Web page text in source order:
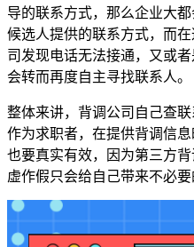
导的联系方式，那么企业大
候选人提供的联系方式，而
司发现电话无法接通，又或
会转而再度自主寻找联系人。
整体来讲，背调公司自己查
作为求职者，在提供背调信
也要真实有效，因为第三方
虚作假只会给自己带来不必